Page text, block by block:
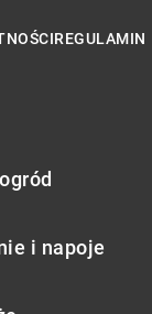
REGULAMIN
i napoje